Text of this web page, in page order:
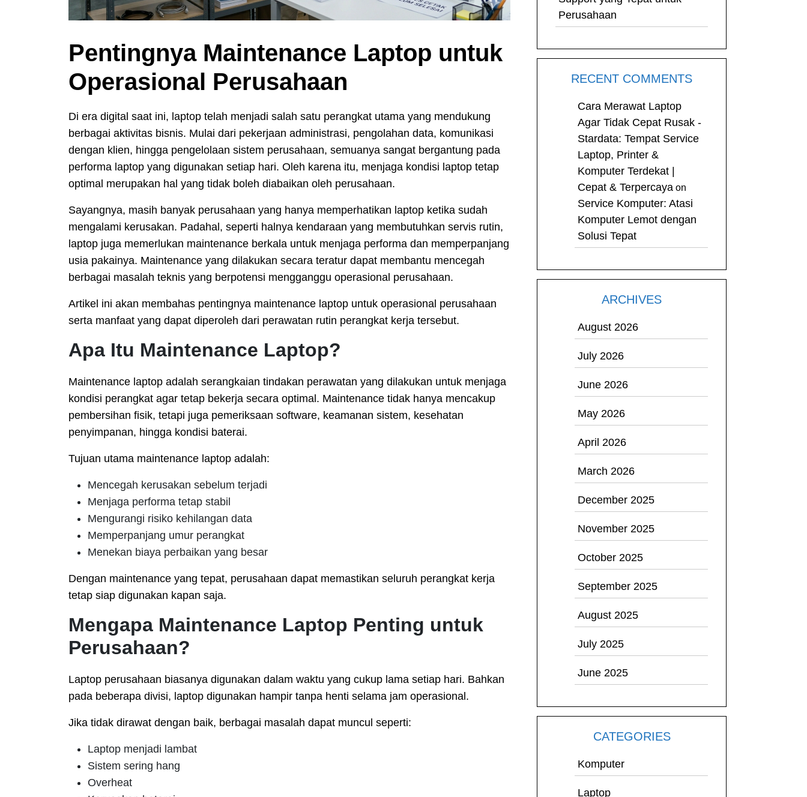
Pentingnya Maintenance Laptop untuk
Operasional Perusahaan
Di era digital saat ini, laptop telah menjadi salah satu perangkat utama yang mendukung
berbagai aktivitas bisnis. Mulai dari pekerjaan administrasi, pengolahan data, komunikasi
dengan klien, hingga pengelolaan sistem perusahaan, semuanya sangat bergantung pada
performa laptop yang digunakan setiap hari. Oleh karena itu, menjaga kondisi laptop tetap
optimal merupakan hal yang tidak boleh diabaikan oleh perusahaan.
Sayangnya, masih banyak perusahaan yang hanya memperhatikan laptop ketika sudah
mengalami kerusakan. Padahal, seperti halnya kendaraan yang membutuhkan servis rutin,
laptop juga memerlukan maintenance berkala untuk menjaga performa dan memperpanjang
usia pakainya. Maintenance yang dilakukan secara teratur dapat membantu mencegah
berbagai masalah teknis yang berpotensi mengganggu operasional perusahaan.
Artikel ini akan membahas pentingnya maintenance laptop untuk operasional perusahaan
serta manfaat yang dapat diperoleh dari perawatan rutin perangkat kerja tersebut.
Apa Itu Maintenance Laptop?
Maintenance laptop adalah serangkaian tindakan perawatan yang dilakukan untuk menjaga
kondisi perangkat agar tetap bekerja secara optimal. Maintenance tidak hanya mencakup
pembersihan fisik, tetapi juga pemeriksaan software, keamanan sistem, kesehatan
penyimpanan, hingga kondisi baterai.
Tujuan utama maintenance laptop adalah:
Mencegah kerusakan sebelum terjadi
Menjaga performa tetap stabil
Mengurangi risiko kehilangan data
Memperpanjang umur perangkat
Menekan biaya perbaikan yang besar
Dengan maintenance yang tepat, perusahaan dapat memastikan seluruh perangkat kerja
tetap siap digunakan kapan saja.
Mengapa Maintenance Laptop Penting untuk
Perusahaan?
Laptop perusahaan biasanya digunakan dalam waktu yang cukup lama setiap hari. Bahkan
pada beberapa divisi, laptop digunakan hampir tanpa henti selama jam operasional.
Jika tidak dirawat dengan baik, berbagai masalah dapat muncul seperti:
Laptop menjadi lambat
Sistem sering hang
Overheat
Perusahaan
RECENT COMMENTS
Cara Merawat Laptop
Agar Tidak Cepat Rusak -
Stardata: Tempat Service
Laptop, Printer &
Komputer Terdekat |
Cepat & Terpercaya on
Service Komputer: Atasi
Komputer Lemot dengan
Solusi Tepat
ARCHIVES
August 2026
July 2026
June 2026
May 2026
April 2026
March 2026
December 2025
November 2025
October 2025
September 2025
August 2025
July 2025
June 2025
CATEGORIES
Komputer
Laptop